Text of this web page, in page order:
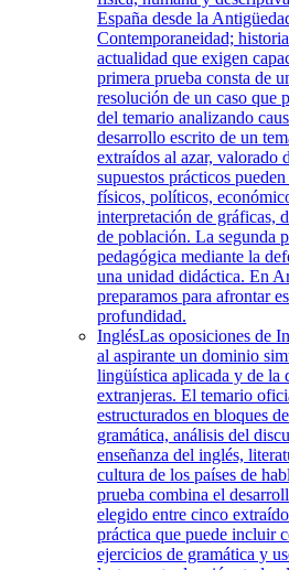
España desde la
Contemporaneidad;
actualidad que exigen
primera prueba consta de
resolución de un caso que
del temario analizando
desarrollo escrito de un
extraídos al azar, valorado
supuestos prácticos
físicos, políticos,
interpretación de gráficas,
de población. La segunda
pedagógica mediante la
una unidad didáctica. En
preparamos para afrontar
profundidad.
InglésLas oposiciones de
al aspirante un dominio
lingüística aplicada y de la
extranjeras. El temario
estructurados en bloques
gramática, análisis del
enseñanza del inglés,
cultura de los países de
prueba combina el
elegido entre cinco
práctica que puede incluir
ejercicios de gramática y